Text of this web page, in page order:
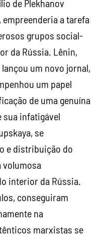
de Plekhanov
empreenderia a tarefa
grupos social-
da Rússia. Lênin,
um novo jornal,
um papel
de uma genuína
sua infatigável
se
e distribuição do
volumosa
interior da Rússia.
conseguiram
na
marxistas se